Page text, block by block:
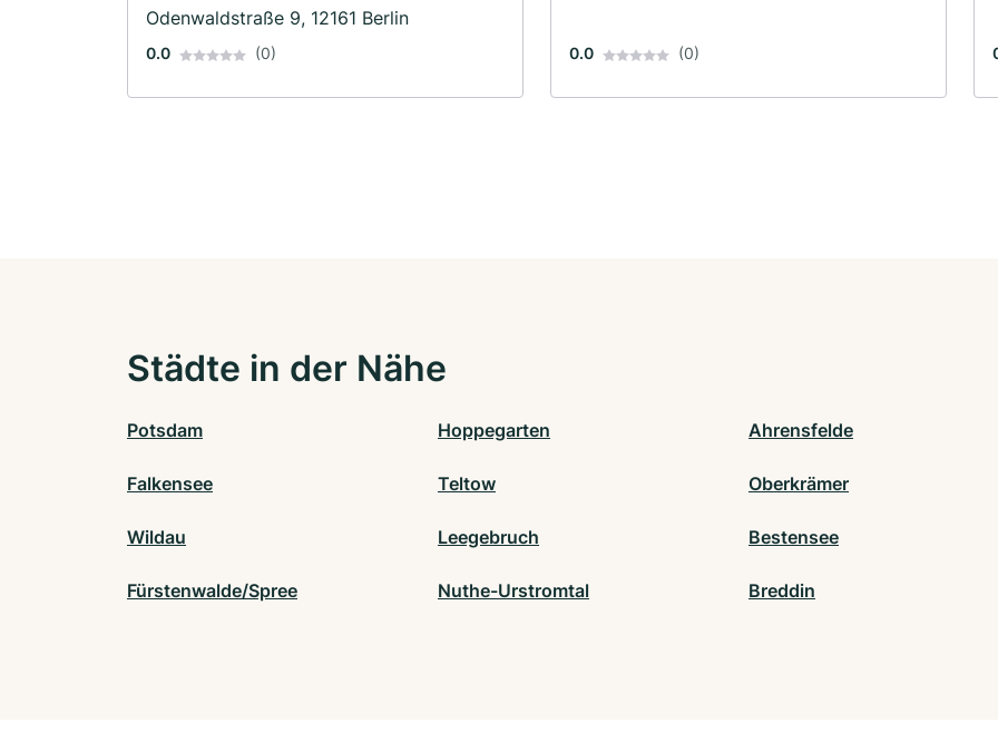
Odenwaldstraße 9, 12161 Berlin
0.0 (0) 0.0 (0)
Städte in der Nähe
Potsdam Hoppegarten Ahrensfelde
Falkensee Teltow Oberkrämer
Wildau Leegebruch Bestensee
Fürstenwalde/Spree Nuthe-Urstromtal Breddin